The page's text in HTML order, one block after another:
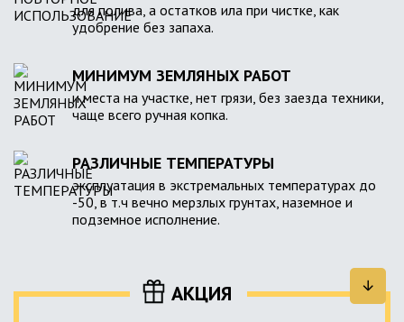
для полива, а остатков ила при чистке, как
удобрение без запаха.
МИНИМУМ ЗЕМЛЯНЫХ РАБОТ
и места на участке, нет грязи, без заезда техники,
чаще всего ручная копка.
РАЗЛИЧНЫЕ ТЕМПЕРАТУРЫ
эксплуатация в экстремальных температурах до
-50, в т.ч вечно мерзлых грунтах, наземное и
подземное исполнение.
АКЦИЯ